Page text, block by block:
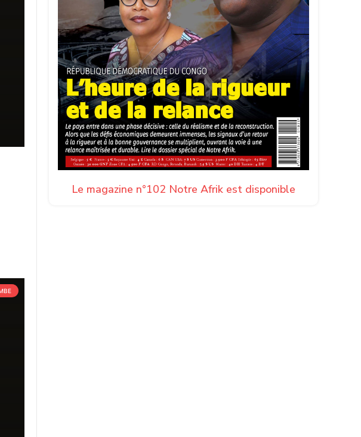
Le magazine n°102 Notre Afrik est disponible